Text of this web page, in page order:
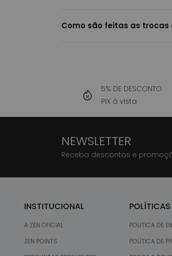
Como são feitas as trocas
5% DE DESCONTO
PIX à vista
NEWSLETTER
Receba descontos e
INSTITUCIONAL
A ZEN OFICIAL
ZEN POINTS
POLÍTICAS
POLITICA DE
POLÍTICA DE